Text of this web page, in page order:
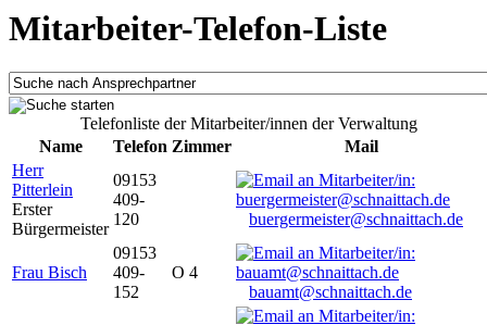
Mitarbeiter-Telefon-Liste
Telefonliste der Mitarbeiter/innen der Verwaltung
Name
Telefon Zimmer
Mail
Herr
Pitterlein
Erster
Bürgermeister
09153
409-
120
buergermeister@schnaittach.de
Frau Bisch
09153
409-
152
O 4
bauamt@schnaittach.de